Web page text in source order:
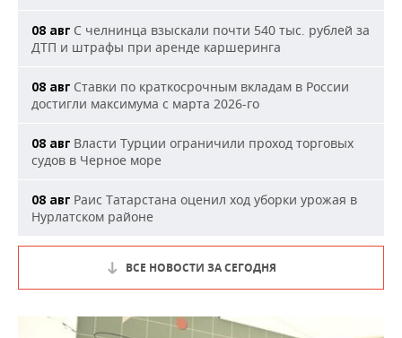
08 авг С челнинца взыскали почти 540 тыс. рублей за
ДТП и штрафы при аренде каршеринга
08 авг Ставки по краткосрочным вкладам в России
достигли максимума с марта 2026-го
08 авг Власти Турции ограничили проход торговых
судов в Черное море
08 авг Раис Татарстана оценил ход уборки урожая в
Нурлатском районе
ВСЕ НОВОСТИ ЗА СЕГОДНЯ